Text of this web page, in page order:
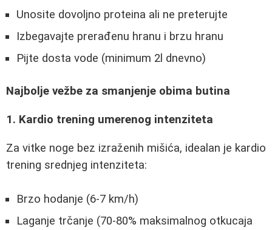
Unosite dovoljno proteina ali ne preterujte
Izbegavajte prerađenu hranu i brzu hranu
Pijte dosta vode (minimum 2l dnevno)
Najbolje vežbe za smanjenje obima butina
1. Kardio trening umerenog intenziteta
Za vitke noge bez izraženih mišića, idealan je kardio
trening srednjeg intenziteta:
Brzo hodanje (6-7 km/h)
Laganje trčanje (70-80% maksimalnog otkucaja